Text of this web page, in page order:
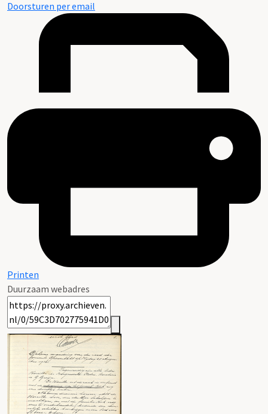
Doorsturen per email
Printen
Duurzaam webadres